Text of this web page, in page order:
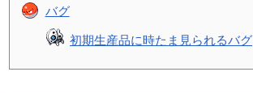
バグ
初期生産品に時たま見られるバグ